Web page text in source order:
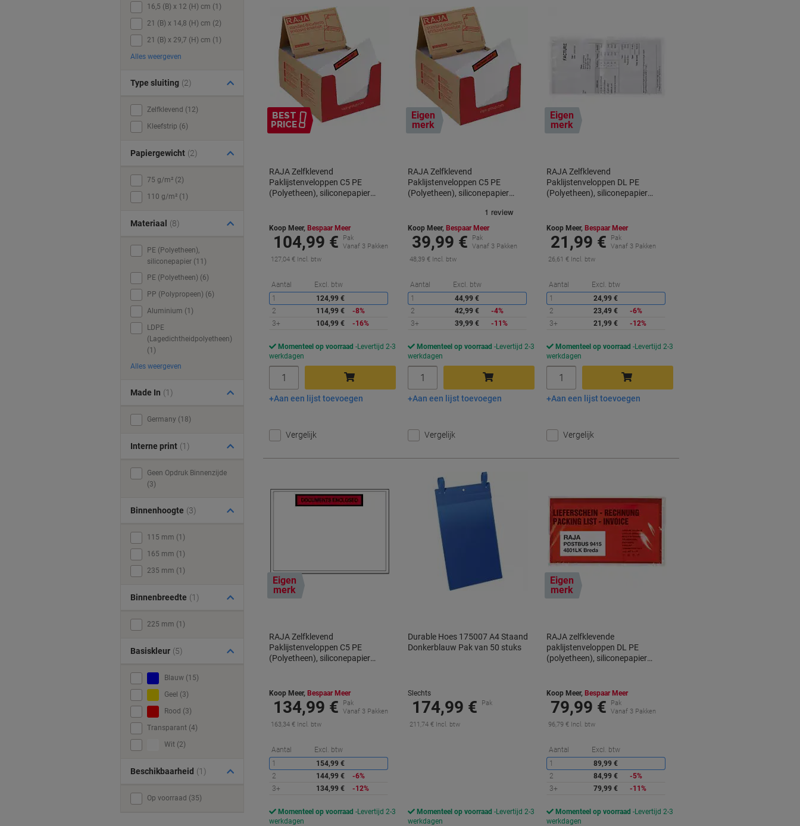
BEST
PRICE
RAJA Zelfklevend
Paklijstenveloppen C5 PE
(Polyetheen), siliconepapier
Koop Meer, Bespaar Meer
104,99 €
Pak
Vanaf 3 Pakken
127,04 € Incl. btw
Aantal Excl. btw
Korting
1
124,99 €
2
114,99 €
-8%
3+
104,99 € -16%
Momenteel op voorraad
Levertijd 2-3
werkdagen
In winkelwagen
Aan een lijst toevoegen
Vergelijk
Eigen
merk
RAJA Zelfklevend
Paklijstenveloppen C5 PE
(Polyetheen), siliconepapier
Koop Meer, Bespaar Meer
39,99 €
Pak
Vanaf 3 Pakken
48,39 € Incl. btw
Aantal Excl. btw
Korting
1
44,99 €
2
42,99 €
-4%
3+
39,99 € -11%
Momenteel op voorraad
Levertijd 2-3
werkdagen
In winkelwagen
Aan een lijst toevoegen
Vergelijk
Eigen
merk
RAJA Zelfklevend
Paklijstenveloppen DL PE
(Polyetheen), siliconepapier
Koop Meer, Bespaar Meer
21,99 €
Pak
Vanaf 3 Pakken
26,61 € Incl. btw
Aantal Excl. btw
1
24,99 €
2
23,49 €
-6%
3+
21,99 € -12%
Momenteel op voorraad
Levertijd 2-3
werkdagen
In winkelwagen
Aan een lijst toevoegen
Vergelijk
Eigen
merk
RAJA Zelfklevend
Paklijstenveloppen C5 PE
(Polyetheen), siliconepapier
Koop Meer, Bespaar Meer
134,99 €
Pak
Vanaf 3 Pakken
163,34 € Incl. btw
Aantal Excl. btw
1
154,99 €
2
144,99 €
-6%
3+
134,99 € -12%
Momenteel op voorraad
Levertijd 2-3
werkdagen
Durable Hoes 175007 A4 Staand
Donkerblauw Pak van 50 stuks
Slechts
174,99 € Pak
211,74 € Incl. btw
Momenteel op voorraad
Levertijd 2-3
werkdagen
Eigen
merk
RAJA zelfklevende
paklijstenveloppen DL PE
(polyetheen), siliconepapier
Koop Meer, Bespaar Meer
79,99 €
Pak
Vanaf 3 Pakken
96,79 € Incl. btw
Aantal Excl. btw
1
89,99 €
2
84,99 €
-5%
3+
79,99 € -11%
Momenteel op voorraad
Levertijd 2-3
werkdagen
16,5 (B) x 12 (H) cm (1)
21 (B) x 14,8 (H) cm (2)
21 (B) x 29,7 (H) cm (1)
Alles weergeven
Type sluiting (2)
Zelfklevend (12)
Kleefstrip (6)
Papiergewicht (2)
75 g/m² (2)
110 g/m² (1)
Materiaal (8)
PE (Polyetheen),
siliconepapier (11)
PE (Polyetheen) (6)
PP (Polypropeen) (6)
Aluminium (1)
LDPE
(Lagedichtheidpolyetheen)
(1)
Alles weergeven
Made In (1)
Germany (18)
Interne print (1)
Geen Opdruk Binnenzijde
(3)
Binnenhoogte (3)
115 mm (1)
165 mm (1)
235 mm (1)
Binnenbreedte (1)
225 mm (1)
Basiskleur (5)
Blauw (15)
Geel (3)
Rood (3)
Transparant (4)
Wit (2)
Beschikbaarheid (1)
Op voorraad (35)